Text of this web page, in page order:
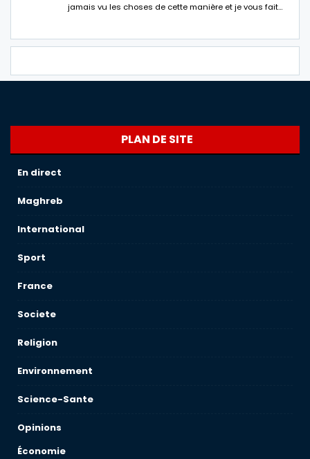
jamais vu les choses de cette manière et je vous fait…
PLAN DE SITE
En direct
Maghreb
International
Sport
France
Societe
Religion
Environnement
Science-Sante
Opinions
Économie